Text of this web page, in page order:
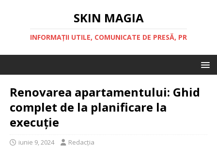
SKIN MAGIA
INFORMAȚII UTILE, COMUNICATE DE PRESĂ, PR
Renovarea apartamentului: Ghid
complet de la planificare la
execuție
iunie 9, 2024 Redacția